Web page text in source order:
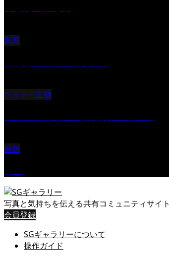
風景
ペット・生物
自然
写真と気持ちを伝える共有コミュニティサイト
会員登録
SGギャラリーについて
操作ガイド